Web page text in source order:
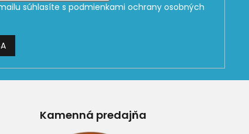
súhlasíte s podmienkami ochrany osobných
Kamenná predajňa